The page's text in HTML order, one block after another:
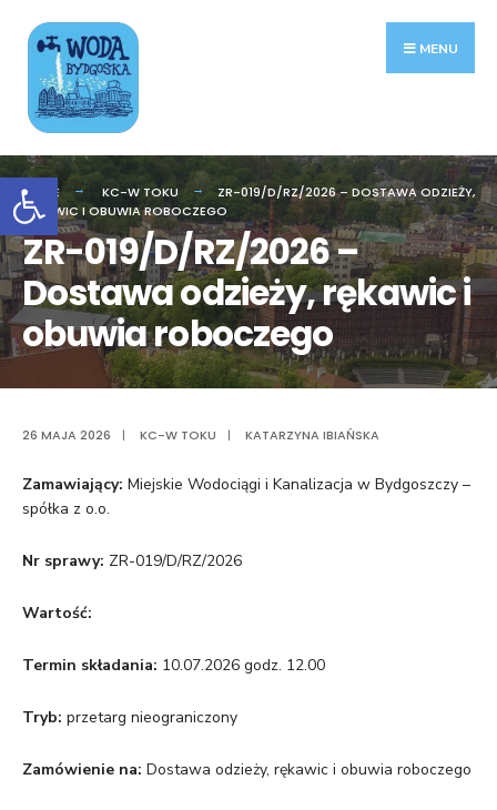
Otwórz pasek narzędzi
content
MENU
HOME KC-W TOKU
ZR-019/D/RZ/2026 – DOSTAWA ODZIEŻY,
RĘKAWIC I OBUWIA ROBOCZEGO
ZR-019/D/RZ/2026 –
Dostawa odzieży, rękawic i
obuwia roboczego
26 MAJA 2026 | KC-W TOKU | KATARZYNA IBIAŃSKA
Zamawiający: Miejskie Wodociągi i Kanalizacja w Bydgoszczy –
spółka z o.o.
Nr sprawy: ZR-019/D/RZ/2026
Wartość:
Termin składania: 10.07.2026 godz. 12.00
Tryb: przetarg nieograniczony
Zamówienie na: Dostawa odzieży, rękawic i obuwia roboczego
for: